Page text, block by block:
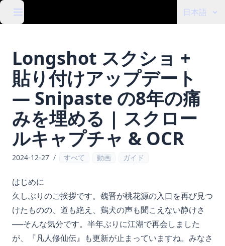
日本語
Longshot スクショ +
貼り付けアップデート
— Snipaste の8年の痛
みを埋める | スクロー
ルキャプチャ & OCR
2024-12-27 / すべて 動画 ガイド
はじめに
久しぶりのご挨拶です。魏晋が桃花源の入口を再び見つ
けたものの、道も絶え、鶏犬の声も聞こえない静けさ
──そんな気分です。半年ぶりに江湖で再会しました
が、『凡人修仙伝』も更新が止まっていますね。みなさ